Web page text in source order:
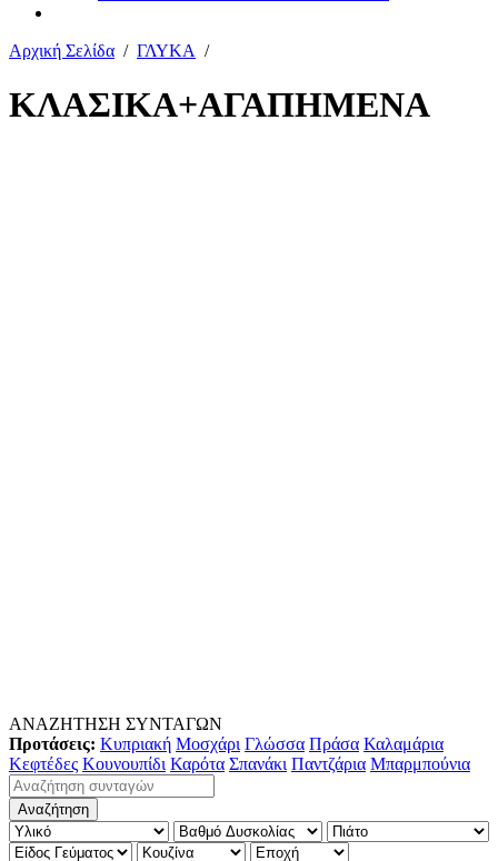
Αρχική Σελίδα / ΓΛΥΚΑ /
ΚΛΑΣΙΚΑ+ΑΓΑΠΗΜΕΝΑ
ΑΝΑΖΗΤΗΣΗ ΣΥΝΤΑΓΩΝ
Προτάσεις: Κυπριακή Μοσχάρι Γλώσσα Πράσα Καλαμάρια
Κεφτέδες Κουνουπίδι Καρότα Σπανάκι Παντζάρια Μπαρμπούνια